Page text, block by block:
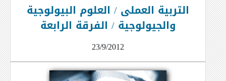
التربية العملى / العلوم البيولوجية
والجيولوجية / الفرقة الرابعة
23/9/2012